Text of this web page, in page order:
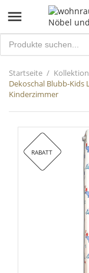

Startseite
Dekoschal Blubb-Kids
Kinderzimmer
RABATT